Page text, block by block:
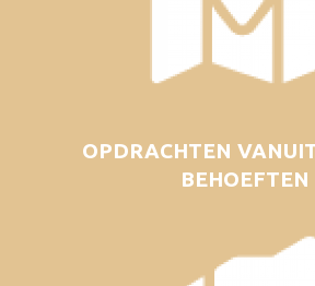
OPDRACHTEN
BEHOEFTEN